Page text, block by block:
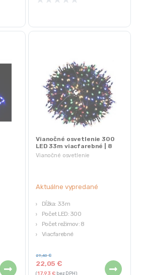
Vianočné osvetlenie
Vianočné osvetlenie 300
LED 33m viacfarebné | 8
režimov
Aktuálne vypredané
Dĺžka: 33m
Počet LED: 300
Počet režimov: 8
Viacfarebné
22,05€
29,40€
(17,93€bez DPH)